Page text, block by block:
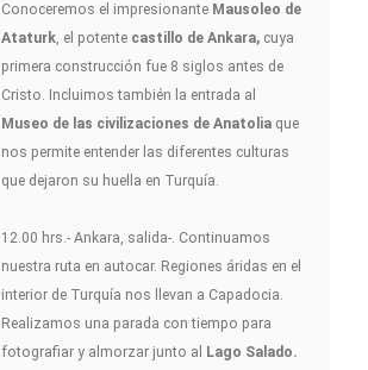
Conoceremos el impresionante Mausoleo de
Ataturk, el potente castillo de Ankara, cuya
primera construcción fue 8 siglos antes de
Cristo. Incluimos también la entrada al
Museo de las civilizaciones de Anatolia que
nos permite entender las diferentes culturas
que dejaron su huella en Turquía.
12.00 hrs.- Ankara, salida-. Continuamos
nuestra ruta en autocar. Regiones áridas en el
interior de Turquía nos llevan a Capadocia.
Realizamos una parada con tiempo para
fotografiar y almorzar junto al
Lago Salado.